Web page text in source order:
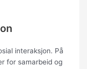
interaksjon. På
for samarbeid og